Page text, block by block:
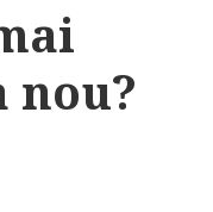
nou?